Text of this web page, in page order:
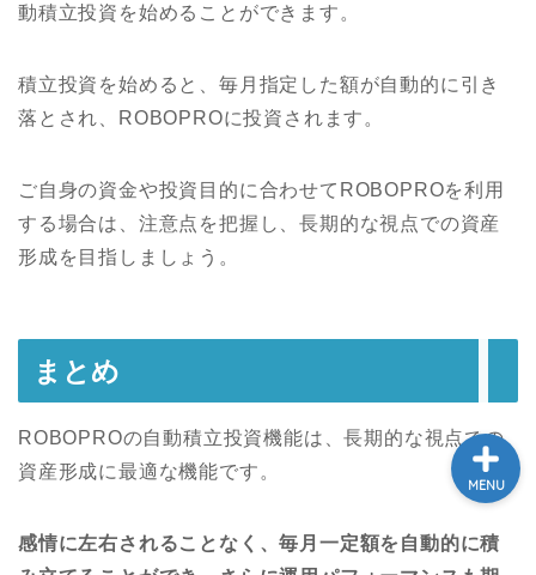
動積立投資を始めることができます。
積立投資を始めると、毎月指定した額が自動的に引き
落とされ、ROBOPROに投資されます。
ご自身の資金や投資目的に合わせてROBOPROを利用
する場合は、注意点を把握し、長期的な視点での資産
形成を目指しましょう。
まとめ
ROBOPROの自動積立投資機能は、長期的な視点での
資産形成に最適な機能です。
感情に左右されることなく、毎月一定額を自動的に積
MENU
ふるさと納税